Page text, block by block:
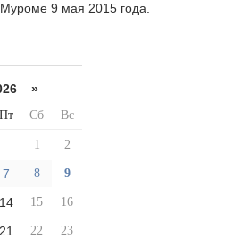
9 мая 2015 года.
»
Пт Сб Вс
1 2
7 8 9
14 15 16
21 22 23